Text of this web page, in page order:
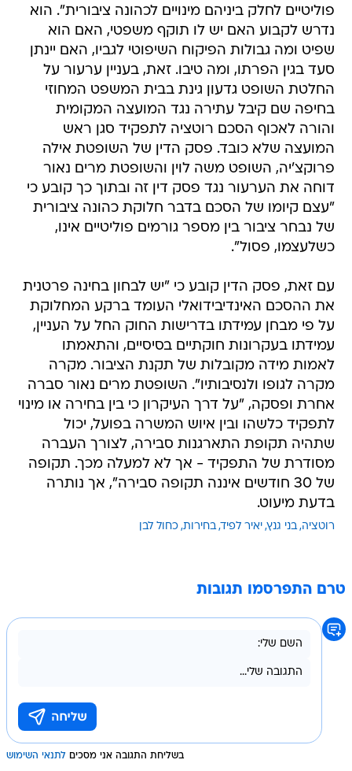
פוליטיים לחלק ביניהם מינויים לכהונה ציבורית". הוא
נדרש לקבוע האם יש לו תוקף משפטי, האם הוא
שפיט ומה גבולות הפיקוח השיפוטי לגביו, האם יינתן
סעד בגין הפרתו, ומה טיבו. זאת, בעניין ערעור על
החלטת השופט גדעון גינת בבית המשפט המחוזי
בחיפה שם קיבל עתירה נגד המועצה המקומית
והורה לאכוף הסכם רוטציה לתפקיד סגן ראש
המועצה שלא כובד. פסק הדין של השופטת אילה
פרוקצ'יה, השופט משה לוין והשופטת מרים נאור
דוחה את הערעור נגד פסק דין זה ובתוך כך קובע כי
"עצם קיומו של הסכם בדבר חלוקת כהונה ציבורית
של נבחר ציבור בין מספר גורמים פוליטיים אינו,
כשלעצמו, פסול".
עם זאת, פסק הדין קובע כי "יש לבחון בחינה פרטנית
את ההסכם האינדיבידואלי העומד ברקע המחלוקת
על פי מבחן עמידתו בדרישות החוק החל על העניין,
עמידתו בעקרונות חוקתיים בסיסיים, והתאמתו
לאמות מידה מקובלות של תקנת הציבור. מקרה
מקרה לגופו ולנסיבותיו". השופטת מרים נאור סברה
אחרת ופסקה, "על דרך העיקרון כי בין בחירה או מינוי
לתפקיד כלשהו ובין איוש המשרה בפועל, יכול
שתהיה תקופת התארגנות סבירה, לצורך העברה
מסודרת של התפקיד - אך לא למעלה מכך. תקופה
של 30 חודשים איננה תקופה סבירה", אך נותרה
בדעת מיעוט.
רוטציה בני גנץ יאיר לפיד בחירות כחול לבן
טרם התפרסמו תגובות
בשליחת התגובה אני מסכים לתנאי השימוש